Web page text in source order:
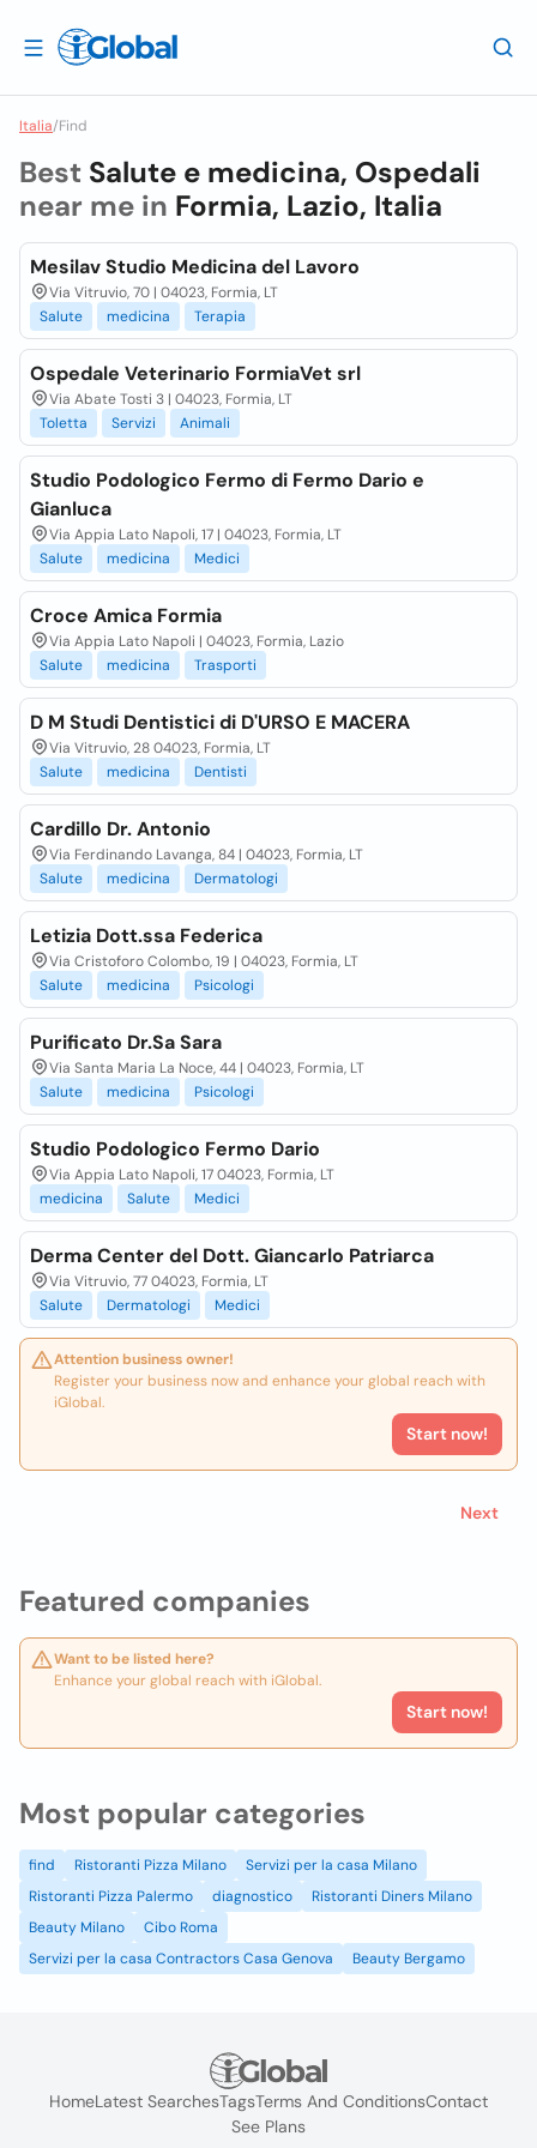
Italia/Find
Featured companies
Want to be listed here?
Enhance your global reach with iGlobal.
Start now!
Best Salute e medicina, Ospedali
near me in Formia, Lazio, Italia
Mesilav Studio Medicina del Lavoro
Via Vitruvio, 70 | 04023, Formia, LT
Salute
medicina Terapia
Ospedale Veterinario FormiaVet srl
Via Abate Tosti 3 | 04023, Formia, LT
Toletta
Servizi Animali
Studio Podologico Fermo di Fermo Dario e
Gianluca
Via Appia Lato Napoli, 17 | 04023, Formia, LT
Salute
medicina Medici
Croce Amica Formia
Via Appia Lato Napoli | 04023, Formia, Lazio
Salute
medicina Trasporti
D M Studi Dentistici di D'URSO E MACERA
Via Vitruvio, 28 04023, Formia, LT
Salute
medicina Dentisti
Cardillo Dr. Antonio
Via Ferdinando Lavanga, 84 | 04023, Formia, LT
Salute
medicina Dermatologi
Letizia Dott.ssa Federica
Via Cristoforo Colombo, 19 | 04023, Formia, LT
Salute
medicina Psicologi
Purificato Dr.Sa Sara
Via Santa Maria La Noce, 44 | 04023, Formia, LT
Salute
medicina Psicologi
Studio Podologico Fermo Dario
Via Appia Lato Napoli, 17 04023, Formia, LT
medicina
Salute Medici
Derma Center del Dott. Giancarlo Patriarca
Via Vitruvio, 77 04023, Formia, LT
Salute
Dermatologi Medici
Attention business owner!
Register your business now and enhance your global reach with
iGlobal.
Start now!
Next
Most popular categories
find Ristoranti Pizza Milano
Servizi per la casa Milano
Ristoranti Pizza Palermo
diagnostico
Ristoranti Diners Milano
Beauty Milano
Cibo Roma
Servizi per la casa Contractors Casa Genova
Beauty Bergamo
HomeLatest SearchesTagsTerms And ConditionsContact
See Plans